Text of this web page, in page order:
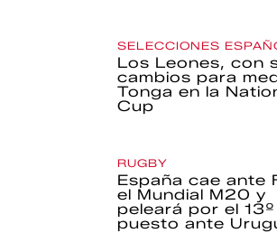
SELECCIONES
Los Leones, con
cambios para
Tonga en la
Cup
RUGBY
España cae ante
el Mundial M20 y
peleará por el 13º
puesto ante